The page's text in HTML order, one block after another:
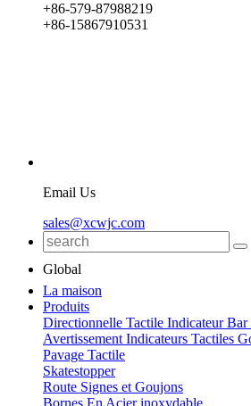
+86-579-87988219
+86-15867910531
Email Us
sales@xcwjc.com
Global
La maison
Produits
Directionnelle Tactile Indicateur
Avertissement Indicateurs Tactiles
Pavage Tactile
Skatestopper
Route Signes et Goujons
Bornes En Acier inoxydable